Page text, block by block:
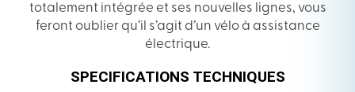
totalement intégrée et ses nouvelles lignes, vous
feront oublier qu’il s’agit d’un vélo à assistance
électrique.
SPECIFICATIONS TECHNIQUES